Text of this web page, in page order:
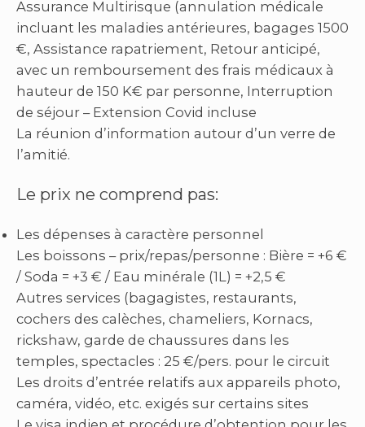
Assurance Multirisque (annulation médicale
incluant les maladies antérieures, bagages 1500
€, Assistance rapatriement, Retour anticipé,
avec un remboursement des frais médicaux à
hauteur de 150 K€ par personne, Interruption
de séjour – Extension Covid incluse
La réunion d’information autour d’un verre de
l’amitié.
Le prix ne comprend pas:
Les dépenses à caractère personnel
Les boissons – prix/repas/personne : Bière = +6 €
/ Soda = +3 € / Eau minérale (1L) = +2,5 €
Autres services (bagagistes, restaurants,
cochers des calèches, chameliers, Kornacs,
rickshaw, garde de chaussures dans les
temples, spectacles : 25 €/pers. pour le circuit
Les droits d’entrée relatifs aux appareils photo,
caméra, vidéo, etc. exigés sur certains sites